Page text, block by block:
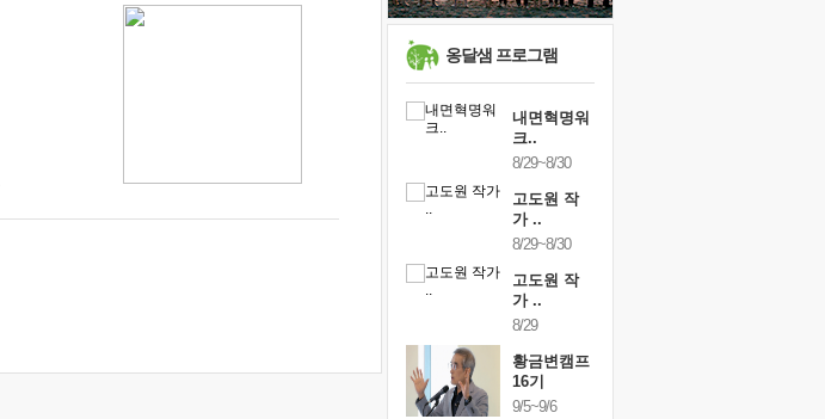
못된 꼰대들
희망이란
'모른다'는 것
옹달샘 프로그램
크..
내면혁명워
크..
8/29~8/30
고도원 작
가 ..
8/29~8/30
고도원 작
가 ..
8/29
황금변캠프
16기
9/5~9/6